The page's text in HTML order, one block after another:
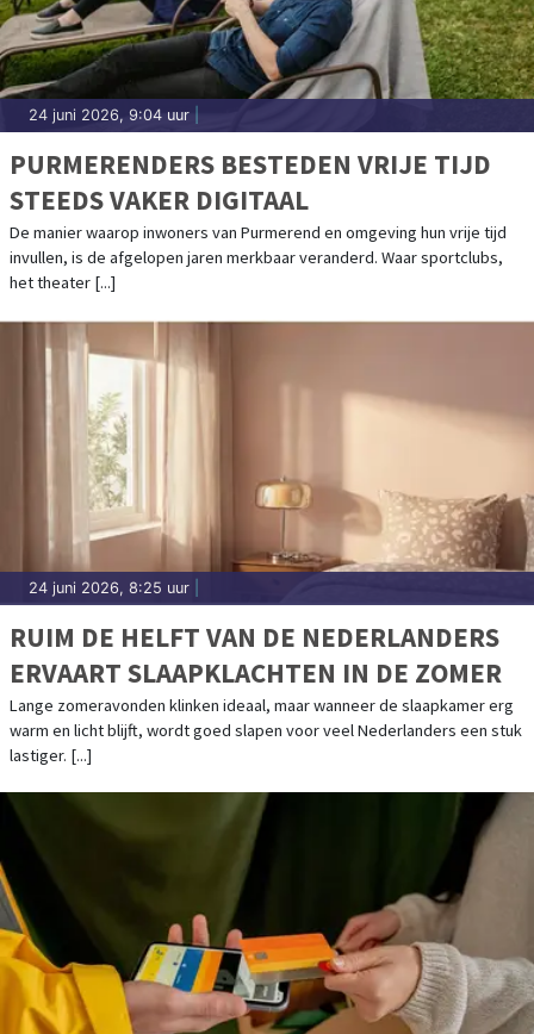
24 juni 2026, 9:04 uur
PURMERENDERS BESTEDEN VRIJE TIJD
STEEDS VAKER DIGITAAL
De manier waarop inwoners van Purmerend en omgeving hun vrije tijd
invullen, is de afgelopen jaren merkbaar veranderd. Waar sportclubs,
het theater [...]
24 juni 2026, 8:25 uur
RUIM DE HELFT VAN DE NEDERLANDERS
ERVAART SLAAPKLACHTEN IN DE ZOMER
Lange zomeravonden klinken ideaal, maar wanneer de slaapkamer erg
warm en licht blijft, wordt goed slapen voor veel Nederlanders een stuk
lastiger. [...]